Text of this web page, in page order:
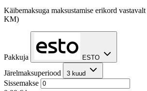
Käibemaksuga maksustamise erikord
KM)
Pakkuja ESTO
Järelmaksuperiood 3 kuud
Sissemakse